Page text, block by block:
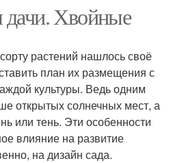
дачи. Хвойные
растений нашлось своё
план их размещения с
культуры. Ведь одним
открытых солнечных мест, а
или тень. Эти особенности
влияние на развитие
на дизайн сада.